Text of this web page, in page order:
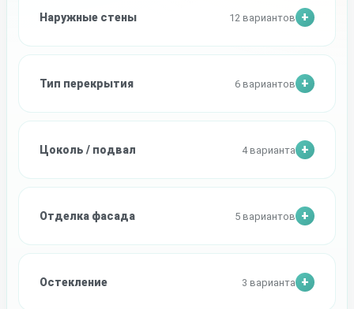
Наружные стены 12 вариантов
Тип перекрытия 6 вариантов
Цоколь / подвал 4 варианта
Отделка фасада 5 вариантов
Остекление 3 варианта